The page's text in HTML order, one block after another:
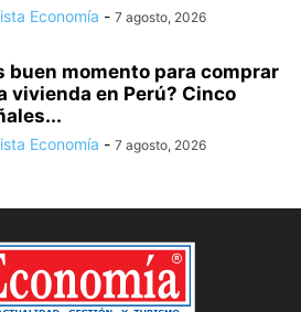
Economía - 7 agosto, 2026
buen momento para comprar
vivienda en Perú? Cinco
Economía - 7 agosto, 2026